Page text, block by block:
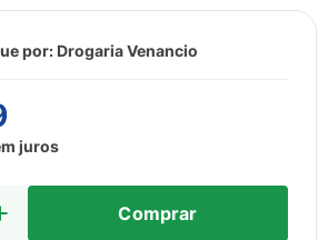
por: Drogaria Venancio
juros
Comprar
fralda